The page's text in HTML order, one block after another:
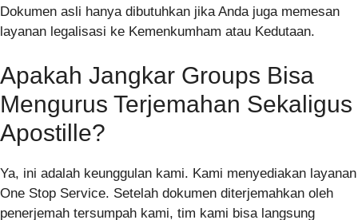
Dokumen asli hanya dibutuhkan jika Anda juga memesan
layanan legalisasi ke Kemenkumham atau Kedutaan.
Apakah Jangkar Groups Bisa
Mengurus Terjemahan Sekaligus
Apostille?
Ya, ini adalah keunggulan kami. Kami menyediakan layanan
One Stop Service. Setelah dokumen diterjemahkan oleh
penerjemah tersumpah kami, tim kami bisa langsung